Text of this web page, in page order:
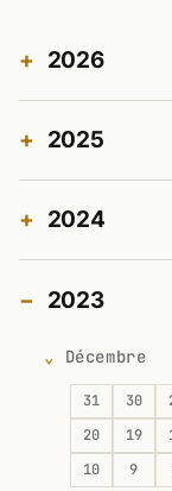
2026
2025
2024
2023
Décembre
31 30
20
19
10
9